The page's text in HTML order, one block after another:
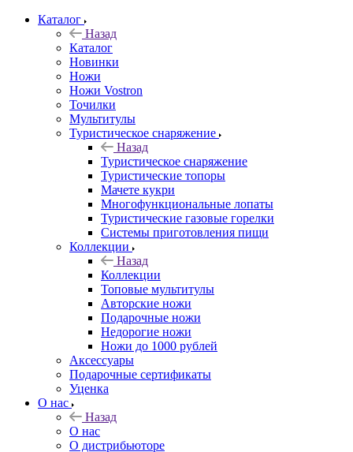
Каталог
Назад
Каталог
Новинки
Ножи
Ножи Vostron
Точилки
Мультитулы
Туристическое снаряжение
Назад
Туристическое снаряжение
Туристические топоры
Мачете кукри
Многофункциональные лопаты
Туристические газовые горелки
Системы приготовления пищи
Коллекции
Назад
Коллекции
Топовые мультитулы
Авторские ножи
Подарочные ножи
Недорогие ножи
Ножи до 1000 рублей
Аксессуары
Подарочные сертификаты
Уценка
О нас
Назад
О нас
О дистрибьюторе